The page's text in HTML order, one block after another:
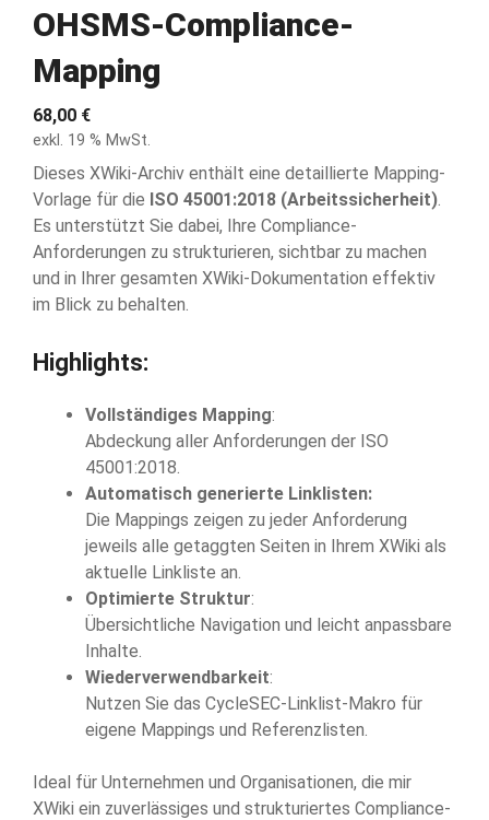
OHSMS-Compliance-
Mapping
68,00 €
exkl. 19 % MwSt.
Dieses XWiki-Archiv enthält eine detaillierte Mapping-
Vorlage für die ISO 45001:2018 (Arbeitssicherheit).
Es unterstützt Sie dabei, Ihre Compliance-
Anforderungen zu strukturieren, sichtbar zu machen
und in Ihrer gesamten XWiki-Dokumentation effektiv
im Blick zu behalten.
Highlights:
Vollständiges Mapping:
Abdeckung aller Anforderungen der ISO
45001:2018.
Automatisch generierte Linklisten:
Die Mappings zeigen zu jeder Anforderung
jeweils alle getaggten Seiten in Ihrem XWiki als
aktuelle Linkliste an.
Optimierte Struktur:
Übersichtliche Navigation und leicht anpassbare
Inhalte.
Wiederverwendbarkeit:
Nutzen Sie das CycleSEC-Linklist-Makro für
eigene Mappings und Referenzlisten.
Ideal für Unternehmen und Organisationen, die mir
XWiki ein zuverlässiges und strukturiertes Compliance-